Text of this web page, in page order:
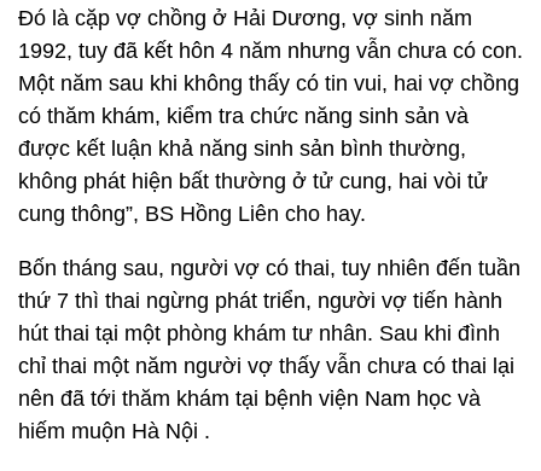
Đó là cặp vợ chồng ở Hải Dương, vợ sinh năm
1992, tuy đã kết hôn 4 năm nhưng vẫn chưa có con.
Một năm sau khi không thấy có tin vui, hai vợ chồng
có thăm khám, kiểm tra chức năng sinh sản và
được kết luận khả năng sinh sản bình thường,
không phát hiện bất thường ở tử cung, hai vòi tử
cung thông”, BS Hồng Liên cho hay.
Bốn tháng sau, người vợ có thai, tuy nhiên đến tuần
thứ 7 thì thai ngừng phát triển, người vợ tiến hành
hút thai tại một phòng khám tư nhân. Sau khi đình
chỉ thai một năm người vợ thấy vẫn chưa có thai lại
nên đã tới thăm khám tại bệnh viện Nam học và
hiếm muộn Hà Nội .